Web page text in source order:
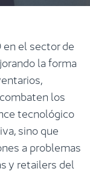
el sector de
la forma
los
tecnológico
sino que
a problemas
y retailers del